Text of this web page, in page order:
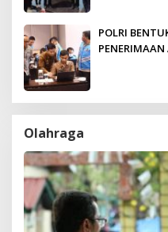
POLRI
Olahraga